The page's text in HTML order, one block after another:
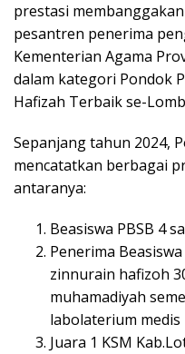
prestasi
pesantren penerima
Kementerian Agama
dalam kategori Pondok
Hafizah Terbaik se-
Sepanjang tahun 2024,
mencatatkan berbagai
antaranya:
Beasiswa PBSB 4
Penerima
zinnurain hafizoh
muhamadiyah
labolaterium medis
Juara 1 KSM